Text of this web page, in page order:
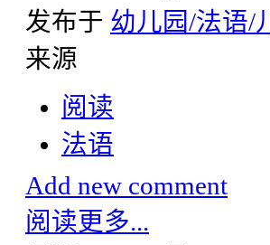
发布于 幼儿园/法语/
来源
阅读
法语
Add new comment
阅读更多...